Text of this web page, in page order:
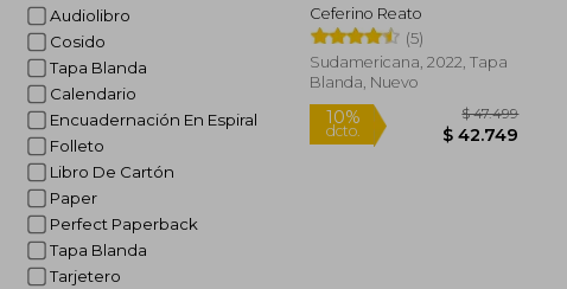
Audiolibro
Cosido
Tapa Blanda
Calendario
Encuadernación En Espiral
Folleto
Libro De Cartón
Paper
Perfect Paperback
Tapa Blanda
Tarjetero
Ceferino Reato
(5)
Sudamericana, 2022, Tapa
Blanda, Nuevo